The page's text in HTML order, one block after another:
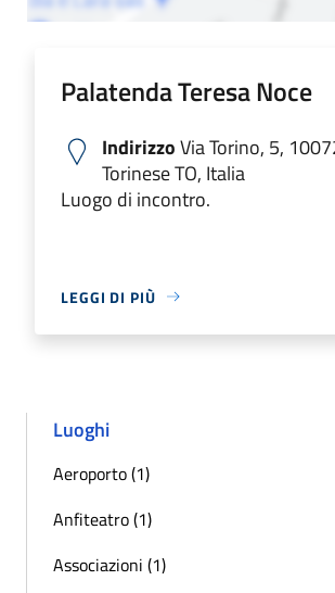
Palatenda Teresa Noce
IndirizzoVia Torino, 5,
Torinese TO, Italia
Luogo di incontro.
LEGGI DI PIÙ
Luoghi
Aeroporto (1)
Anfiteatro (1)
Associazioni (1)